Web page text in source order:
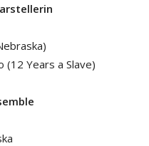
(12 Years a Slave)